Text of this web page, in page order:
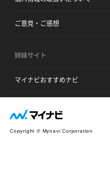
ご意見・ご感想
姉妹サイト
マイナビおすすめナビ
Copyright © Mynavi Corporation